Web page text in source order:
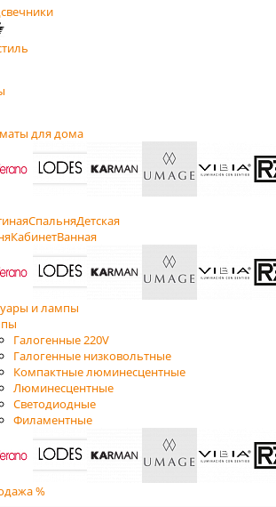
для дома
СпальняДетская
КабинетВанная
и лампы
Галогенные 220V
Галогенные низковольтные
Компактные люминесцентные
Люминесцентные
Светодиодные
Филаментные
%